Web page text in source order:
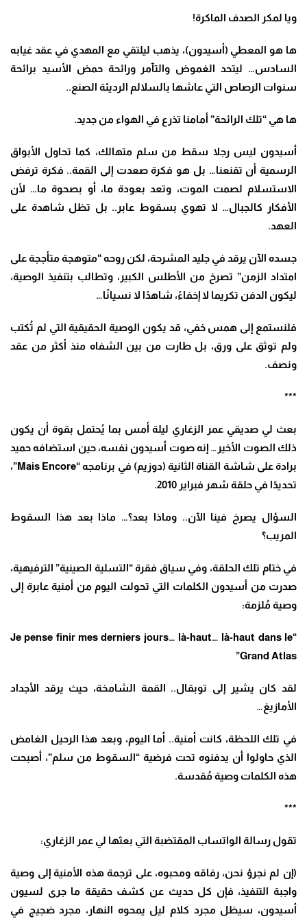
ويا لمكر الصدف الماكرة!
ها هو المعطي (أسيدون)، يذهب ليلتقي مع المهدي في عقد غيابه
السادس… ليتحد الغموض والتآمر ورائحة حمض الأسيد برائحة
سنوات الرصاص التي عاشها بالسلالم الرديئة الصنع..
ها هي “تلك الرائحة” أمامنا تذرع في الهواء من جديد.
أسيدون ليس رجلا سقط من سلم متهالك، كما تحاول الأبواق
الرسمية أن تقنعنا… بل هو فكرة صعدت إلى القمة.. فكرة ترفض
الاستسلام لصمت الموت، وتعد بعودة ما، أو بصحوة ما… لأن
الأفكار كالجبال… لا تهوي بسقوط عابر.. بل تظل شاهدة على
العهد.
جسده الآن يرقد في جليد المشرحة، لكن روحه “متوهجة متأججة على
امتداد الزمن” تصرخ من الأطلس الكبير، وتطالب بتنفيذ الوصية،
ليكون الدفن تكريما لا إخفاءً، شاهدًا لا نسيانًا…
فلنستمع إلى همس خفي، قد يكون الوصية الحقيقية التي لم تُكتب
ولم توثق على ورق، بل طارت من بين الشفاه منذ أكثر من عقد
ونصف.
***
بعث لي صديقي عمر الزغاري ليلة أمس بما يُحتمل بقوة أن يكون
ذلك الصوت الأخير… إنه صوت أسيدون نفسه، حين استضافه حميد
برادة على شاشة القناة الثانية (دوزيم) في برنامجه“Mais Encore”
،
تحديدًا في حلقة شهر فبراير 2010
.
السؤال يصرخ فينا الآن..وماذا بعد؟… ماذا بعد هذا السقوط
المريب؟
في ختام تلك الحلقة، وفي سياق فقرة “التسلية الصينية” الترفيهية،
صدرت من أسيدون الكلمات التي تحولت اليوم من أمنية عابرة إلى
وصية مُلزمة:
“Je pense finir mes derniers jours… là-haut… là-haut dans le
Grand Atlas”
لقد كان يشير إلى توبقال.. القمة الشامخة، حيث يرقد الأجداد
الأمازيغ…
في تلك اللحظة، كانت أمنية.. أما اليوم، وبعد هذا الرحيل الغامض
الذي حاولوا أن يدفنوه تحت فرضية “السقوط من سلم”، أصبحت
هذه الكلمات وصية مُقدسة.
***
تقول رسالة الواتساب المقتضبة التي بعثها لي عمر الزغاري:
(إن لم نجرؤ نحن، رفاقه ومحبوه، على ترجمة هذه الأمنية إلى وصية
واجبة التنفيذ، فإن كل حديث عن كشف حقيقة ما جرى لسيون
أسيدون، سيظل مجرد كلام ليل يمحوه النهار، مجرد ضجيج في